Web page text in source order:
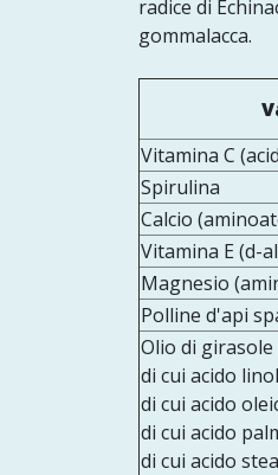
radice di
gommalacca.
Vitamina C
Spirulina
Calcio
Vitamina E (d-
Magnesio
Polline d'api
Olio di girasole
di cui acido
di cui acido
di cui acido
di cui acido